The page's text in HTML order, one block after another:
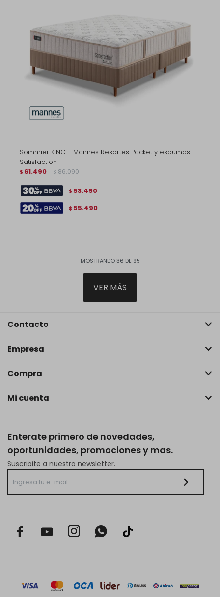
Sommier KING - Mannes Resortes Pocket y espumas -
Satisfaction
$ 61.490 $ 86.090
$ 53.490
$ 55.490
MOSTRANDO 36 DE 95
VER MÁS
Enterate primero de novedades,
oportunidades, promociones y mas.
Suscribite a nuestro newsletter.
  
Contacto
Empresa
Compra
Mi cuenta